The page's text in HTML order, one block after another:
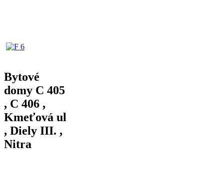
Bytové
domy C 405
, C 406 ,
Kmeťová ul
, Diely III. ,
Nitra